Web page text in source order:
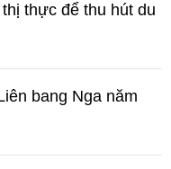
thực để thu hút du
bang Nga năm